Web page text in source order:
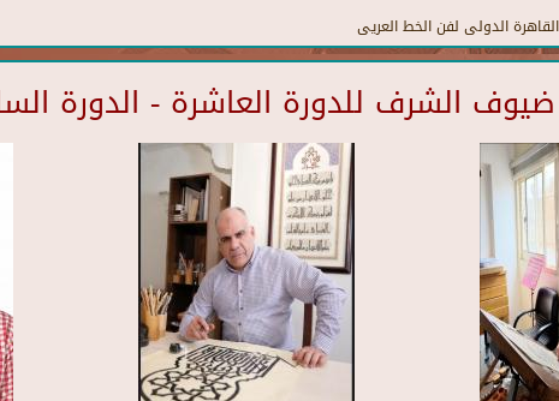
الدولى لفن الخط العريى
الشرف للدورة العاشرة - الدورة